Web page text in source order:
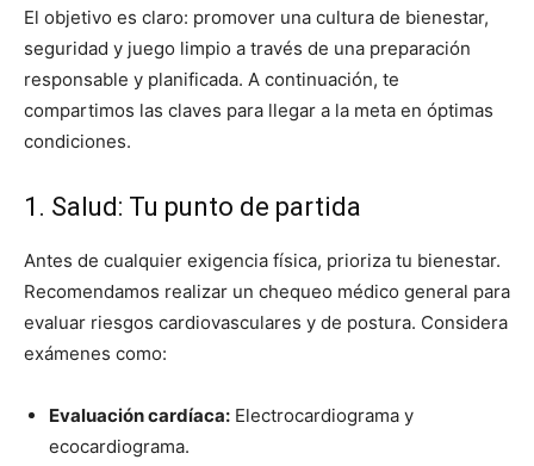
El objetivo es claro: promover una cultura de bienestar,
seguridad y juego limpio a través de una preparación
responsable y planificada. A continuación, te
compartimos las claves para llegar a la meta en óptimas
condiciones.
1. Salud: Tu punto de partida
Antes de cualquier exigencia física, prioriza tu bienestar.
Recomendamos realizar un chequeo médico general para
evaluar riesgos cardiovasculares y de postura. Considera
exámenes como:
Evaluación cardíaca: Electrocardiograma y
ecocardiograma.